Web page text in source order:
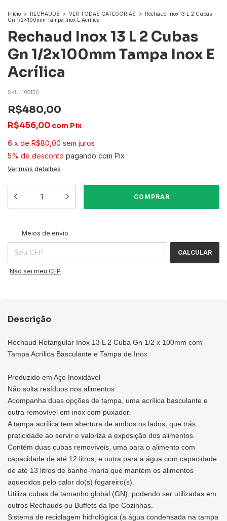
Início > RECHAUDS > VER TODAS CATEGORIAS > Rechaud Inox 13 L 2 Cubas
Gn 1/2x100mm Tampa Inox E Acrílica
Rechaud Inox 13 L 2 Cubas
Gn 1/2x100mm Tampa Inox E
Acrílica
SKU: 105150
R$480,00
R$456,00 com Pix
6 x de R$80,00 sem juros
5% de desconto pagando com Pix
Ver mais detalhes
Entregas para o CEP:
Meios de envio
CALCULAR
Não sei meu CEP
Descrição
Rechaud Retangular Inox 13 L 2 Cuba Gn 1/2 x 100mm com
Tampa Acrílica Basculante e Tampa de Inox
Produzido em Aço Inoxidável
Não solta resíduos nos alimentos
Acompanha duas opções de tampa, uma acrílica basculante e
outra removível em inox com puxador.
A tampa acrílica tem abertura de ambos os lados, que trás
praticidade ao servir e valoriza a exposição dos alimentos.
Contém duas cubas removíveis, uma para o alimento com
capacidade de até 12 litros, e outra para a água com capacidade
de até 13 litros de banho-maria que mantém os alimentos
aquecidos pelo calor do(s) fogareiro(s).
Utiliza cubas de tamanho global (GN), podendo ser utilizadas em
outros Rechauds ou Buffets da Ipe Cozinhas.
Sistema de reciclagem hidrológica (a água condensada na tampa